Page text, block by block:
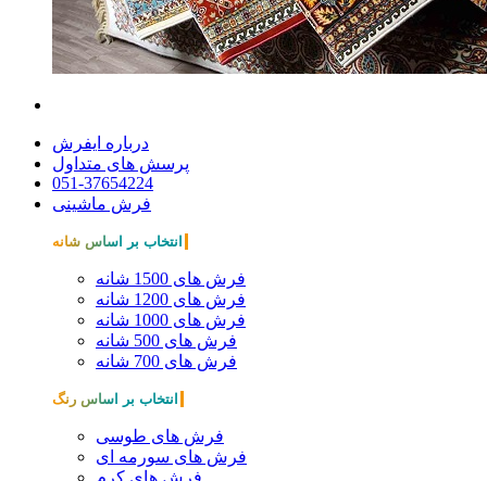
درباره ایفرش
پرسش های متداول
051-37654224
فرش ماشینی
انتخاب بر اساس شانه
فرش های 1500 شانه
فرش های 1200 شانه
فرش های 1000 شانه
فرش های 500 شانه
فرش های 700 شانه
انتخاب بر اساس رنگ
فرش های طوسی
فرش های سورمه ای
فرش های کرم